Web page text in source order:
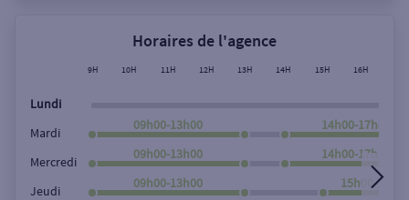
Rechercher
Horaires de l'agence
9H 10H 11H 12H 13H 14H 15H 16H
Lundi
Mardi
09h00-13h00 14h00-17h45
Mercredi
09h00-13h00 14h00-17h45
Jeudi
09h00-13h00 15h00-